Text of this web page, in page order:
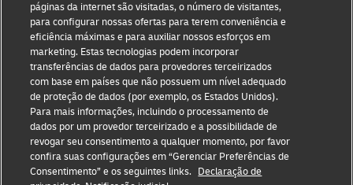
Termos de Uso
Declaração de privacidade
Informações adicionais
Configurações de cookies
páginas da internet são visitadas, o número de visitantes,
para configurar nossas ofertas para terem conveniência e
eficiência máximas e para auxiliar nossos esforços em
marketing. Estas tecnologias podem incorporar
transferências de dados para provedores terceirizados
com base em países que não possuem um nível adequado
de proteção de dados (por exemplo, os Estados Unidos).
Para mais informações, incluindo o processamento de
dados por um provedor terceirizado e a possibilidade de
revogar seu consentimento a qualquer momento, por favor
confira suas configurações em “Gerenciar Preferências de
Consentimento” e os seguintes links. Declaração de